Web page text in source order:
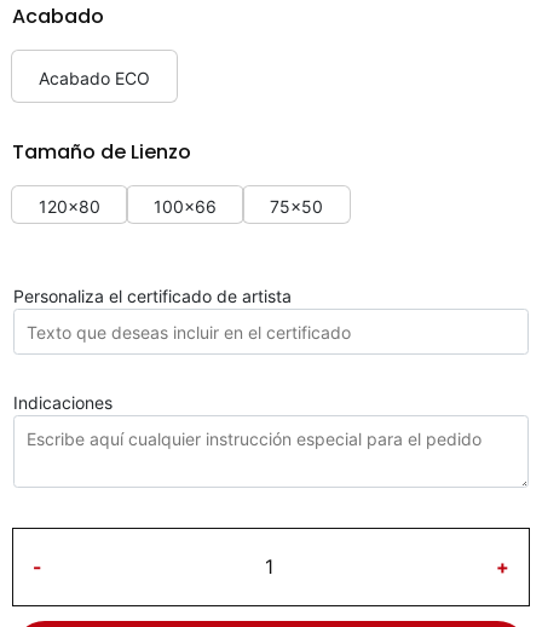
Acabado
Acabado ECO
Tamaño de Lienzo
120x80 100x66 75x50
Personaliza el certificado de artista
Indicaciones
- +